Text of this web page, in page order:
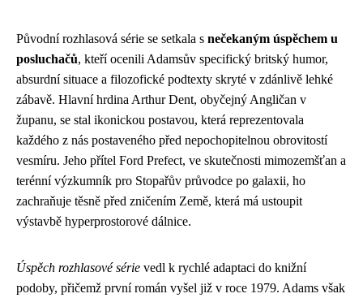
Původní rozhlasová série se setkala s nečekaným úspěchem u
posluchačů, kteří ocenili Adamsův specifický britský humor,
absurdní situace a filozofické podtexty skryté v zdánlivě lehké
zábavě. Hlavní hrdina Arthur Dent, obyčejný Angličan v
županu, se stal ikonickou postavou, která reprezentovala
každého z nás postaveného před nepochopitelnou obrovitostí
vesmíru. Jeho přítel Ford Prefect, ve skutečnosti mimozemšťan a
terénní výzkumník pro Stopařův průvodce po galaxii, ho
zachraňuje těsně před zničením Země, která má ustoupit
výstavbě hyperprostorové dálnice.
Úspěch rozhlasové série vedl k rychlé adaptaci do knižní
podoby, přičemž první román vyšel již v roce 1979. Adams však